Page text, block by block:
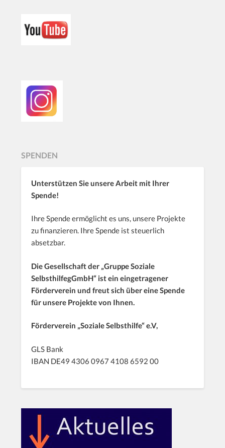
SPENDEN
Unterstützen Sie unsere Arbeit mit Ihrer
Spende!
Ihre Spende ermöglicht es uns, unsere Projekte
zu finanzieren. Ihre Spende ist steuerlich
absetzbar.
Die Gesellschaft der „Gruppe Soziale
SelbsthilfegGmbH“ ist ein eingetragener
Förderverein und freut sich über eine Spende
für unsere Projekte von Ihnen.
Förderverein „Soziale Selbsthilfe“ e.V,
GLS Bank
IBAN DE49 4306 0967 4108 6592 00